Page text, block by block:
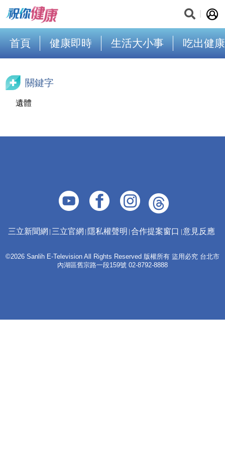
首頁 健康即時 生活大小事 吃出健康
關鍵字
遺體
三立新聞網 三立官網 隱私權聲明 合作提案窗口 意見反應
©2026 Sanlih E-Television All Rights Reserved 版權所有 盜用必究 台北市
內湖區舊宗路一段159號 02-8792-8888